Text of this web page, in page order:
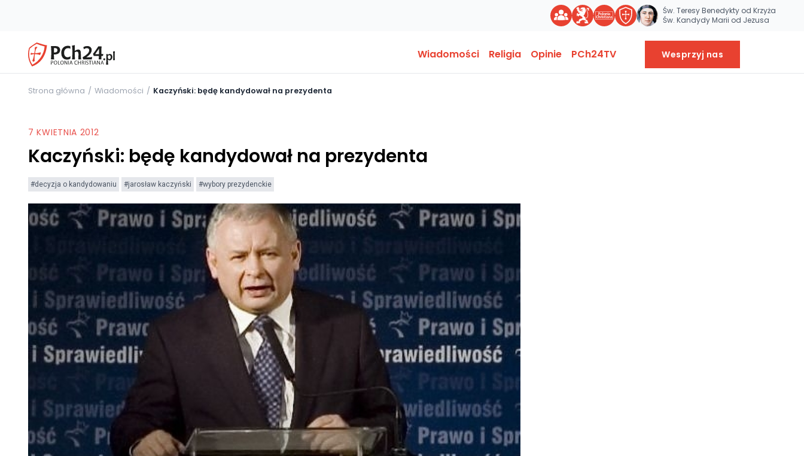
Św. Teresy Benedykty od Krzyża
Św. Kandydy Marii od Jezusa
Wiadomości Religia Opinie PCh24TV Wesprzyj nas
Strona główna Wiadomości Kaczyński: będę kandydował na prezydenta
7 KWIETNIA 2012
Kaczyński: będę kandydował na prezydenta
#decyzja o kandydowaniu #jarosław kaczyński #wybory prezydenckie